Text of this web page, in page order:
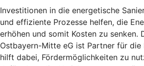
Investitionen in die energetische
und effiziente Prozesse helfen, die
erhöhen und somit Kosten zu senken.
Ostbayern-Mitte eG ist Partner für die
hilft dabei, Fördermöglichkeiten zu